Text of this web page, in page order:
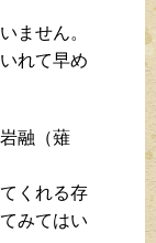
ません。
れて早め
融（薙
くれる存
みてはい